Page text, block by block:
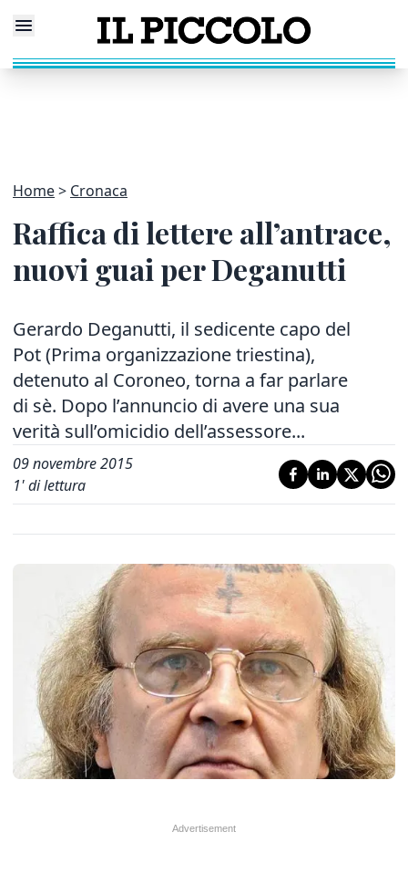
Home Cronaca
Raffica di lettere all’antrace,
nuovi guai per Deganutti
Gerardo Deganutti, il sedicente capo del
Pot (Prima organizzazione triestina),
detenuto al Coroneo, torna a far parlare
di sè. Dopo l’annuncio di avere una sua
verità sull’omicidio dell’assessore...
09 novembre 2015
1' di lettura